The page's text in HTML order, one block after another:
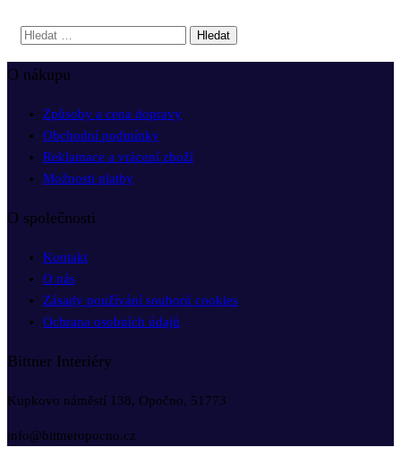
VYHLEDÁVÁNÍ
O nákupu
Způsoby a cena dopravy
Obchodní podmínky
Reklamace a vrácení zboží
Možnosti platby
O společnosti
Kontakt
O nás
Zásady používání souborů cookies
Ochrana osobních údajů
Bittner Interiéry
Kupkovo náměstí 138, Opočno, 51773
info@bittneropocno.cz